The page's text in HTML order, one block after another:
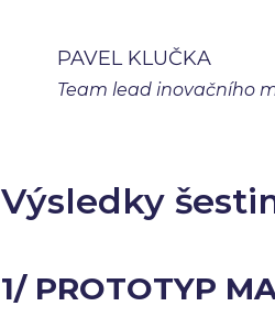
PAVEL KLUČKA
Team lead inovačního
Výsledky
1/ PROTOTYP